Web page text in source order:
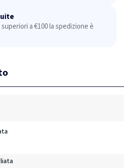
a €100 la spedizione è